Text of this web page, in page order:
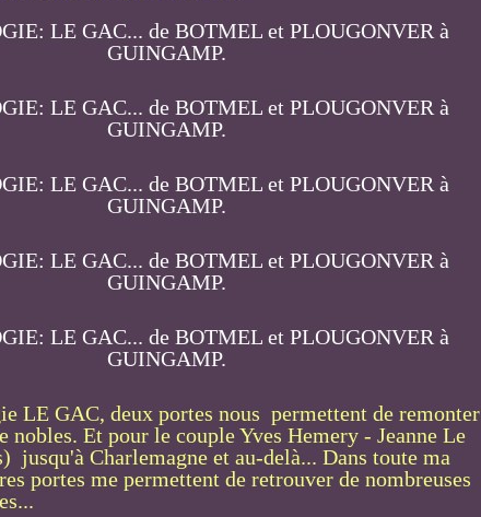
LE GAC, deux portes nous permettent de remonter
nobles. Et pour le couple Yves Hemery - Jeanne Le
jusqu'à Charlemagne et au-delà... Dans toute ma
portes me permettent de retrouver de nombreuses